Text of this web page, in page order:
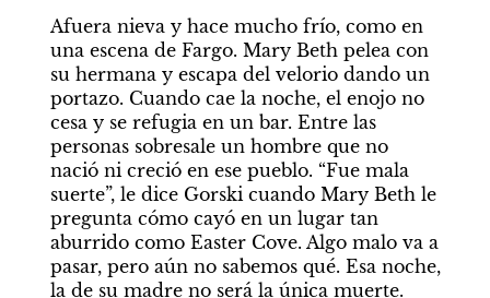
Afuera nieva y hace mucho frío, como en
una escena de Fargo. Mary Beth pelea con
su hermana y escapa del velorio dando un
portazo. Cuando cae la noche, el enojo no
cesa y se refugia en un bar. Entre las
personas sobresale un hombre que no
nació ni creció en ese pueblo. “Fue mala
suerte”, le dice Gorski cuando Mary Beth le
pregunta cómo cayó en un lugar tan
aburrido como Easter Cove. Algo malo va a
pasar, pero aún no sabemos qué. Esa noche,
la de su madre no será la única muerte.